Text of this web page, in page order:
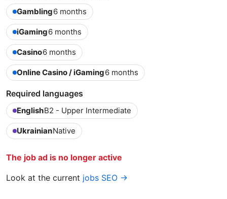
Gambling6 months
iGaming6 months
Casino6 months
Online Casino / iGaming6 months
Required languages
EnglishB2 - Upper Intermediate
UkrainianNative
The job ad is no longer active
Look at the current jobs SEO →